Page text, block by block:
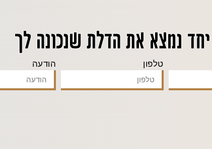
יחד נמצא את הדלת שנכונה לך
טלפון הודעה